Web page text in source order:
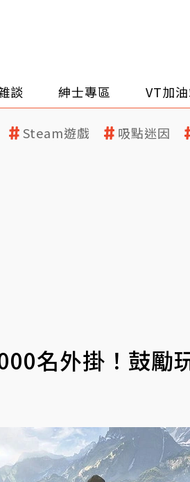
談 紳士專區 VT加
Steam遊戲 吸點迷因
名外掛！鼓勵